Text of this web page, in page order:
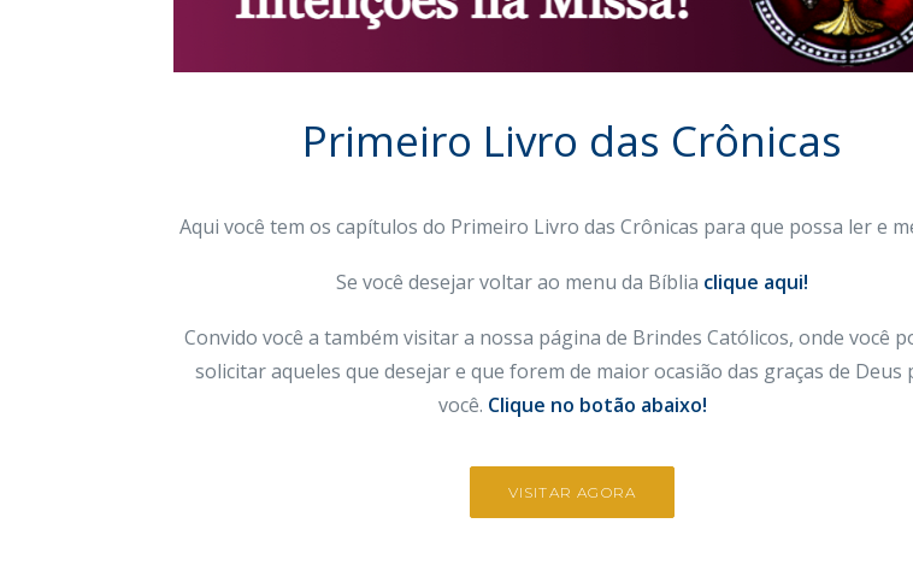
Primeiro Livro das Crônicas
Aqui você tem os capítulos do Primeiro Livro das Crônicas para que possa ler e
Se você desejar voltar ao menu da Bíblia clique aqui!
Convido você a também visitar a nossa página de Brindes Católicos, onde você
solicitar aqueles que desejar e que forem de maior ocasião das graças de Deus
você. Clique no botão abaixo!
VISITAR AGORA